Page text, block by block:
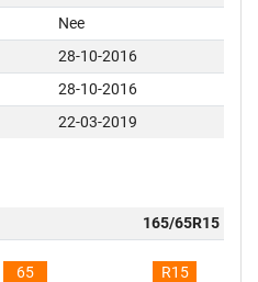
Nee
28-10-2016
28-10-2016
22-03-2019
165/65R15
65 R15